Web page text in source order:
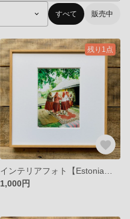
すべて 販売中
残り1点
1,000円